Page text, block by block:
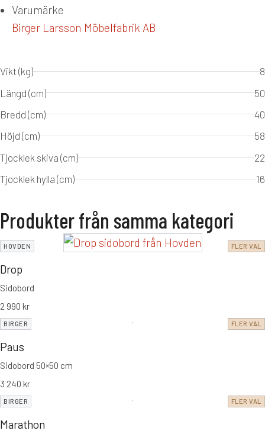
Varumärke
Birger Larsson Möbelfabrik AB
Vikt (kg)
8
Längd (cm)
50
Bredd (cm)
40
Höjd (cm)
58
Tjocklek skiva (cm)
22
Tjocklek hylla (cm)
16
Produkter från samma kategori
HOVDEN FLER VAL
Drop
Sidobord
2 990 kr
BIRGER FLER VAL
Paus
Sidobord 50×50 cm
3 240 kr
BIRGER FLER VAL
Marathon